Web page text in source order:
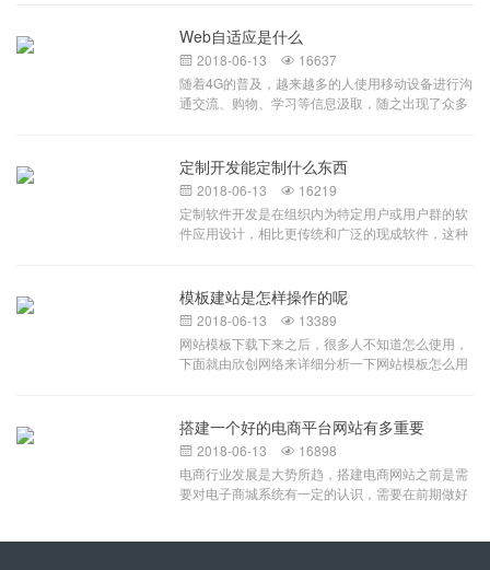
绝虚假国五车辆入内。系统内置与环保、公安部门
信息接口，确保车辆信息的准确性与唯一性。企业
现有的台账信息还停留在人工统计阶段，耗时耗
力，大大影响了车辆出入场的效率，而且数据准确
套符合环保申报标准的门禁电子台账系统是申报引
领性企业的必要条件。重点企业门禁系统以重污染
天气应急移动源预案为基础，以重污染天气下进出
减排企业大型货运车辆为管控目标设计，系统提供
可扩展接口，集成接口，实现和各级环保部门、重
被逐渐模糊。虽然技术已经焕然一新，但很多开发
人员并不是专业的信息架构师，可能还在使用传统
的、平凡的UI设计风格。富应用已成定局，过去难
以实现的效果在今天看来已如此简单。本文旨在通
过借鉴Web界面设计经验，来探寻系统UI设计的最
系统UI本身就能引导用户选择正确的道路。尽力隐
藏系统复杂度 简约风格的UI更易于用户使用。提示
处理过的信息 不要反馈那些用户无法理解的专业术
语，这样做不仅会使用户反感，而且会暴露某些敏
的东西在哪里？他们如何到达？尽快提供反馈 UI应
该能够在动作真正发生之前让用户知道动作尚未发
生，提醒用户正处在过程中的哪个阶段。人性化设
计 合适的字体大小，温和的背景
Web自适应是什么
 2018-06-13  16637
随着4G的普及，越来越多的人使用移动设备进行沟
通交流、购物、学习等信息汲取，随之出现了众多
面临着一个大难题，即如何能在不同大小的设备上
呈现同样的网页？很显然，如果要兼顾各种不同的
设备尺寸，像以前根据每个不同尺寸进行固定排版
肯定行不通。原本针对不同设备设计不同网页的方
式，不但要花费大量时间、精力进行重复劳动，且
自适应式的网站也会成为未来主流网站。下面我们
谈谈什么是自适应？自适应是指在网页应用到不同
设备尺寸时，自动识别其屏幕宽度，并做出相应布
局调整的网页设计。例如2列1366像素宽的布局，
本上不管是图片还是文字，都以上下模块方式显
示，省略了一些不影响主体展示的次要部分，并对
部分图片进行了适当的裁切，这就是自适应带给我
们的效果展示。自适应存在的展示方式主要有两
种，百分比宽度布局和流式布局。百分比宽度布
定制开发能定制什么东西
 2018-06-13  16219
定制软件开发是在组织内为特定用户或用户群的软
件应用设计，相比更传统和广泛的现成软件，这种
队创建，并非打包转售。定制软件vs.现成的现成软
件由一个现有大量受众的打包软件组成，这些受众
都有着不同但根本上相似的需求。例如，
MicrosoftWord被设计来作为公共开放的对其用户
许多不同需求的一个多样化解决方案。不管怎样，
和发布。例如，摩根大通公司创建的一个App将只
能被该公司和它为之设计的部门使用。该软件在设
计时谨记公司的基础设施，品牌推广和实施需求，
这意味着它只能为该组织效劳。定制软件开发的优
求的App意味着生产力水平的增强。如果你有一个
模板建站是怎样操作的呢
 2018-06-13  13389
网站模板下载下来之后，很多人不知道怎么使用，
下面就由欣创网络来详细分析一下网站模板怎么用
底是些什么文件 如果文件夹里面全是些静态网页
文件例如：.html，.js,.css,和一些图片文件之类的，
那么你就可以直接将这些模板文件拿来用，放到你
的空间或者服务器上面就可以访问了 如果你的文
件夹里面包含一些动态网页文件，例
那么你可能就不能直接拿来使用，通常这类网站模
搭建一个好的电商平台网站有多重要
 2018-06-13  16898
电商行业发展是大势所趋，搭建电商网站之前是需
要对电子商城系统有一定的认识，需要在前期做好